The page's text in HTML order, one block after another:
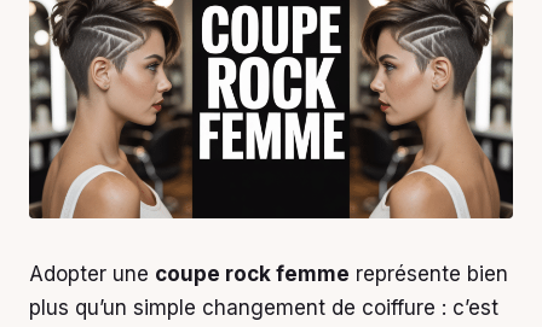
Adopter une coupe rock femme représente bien
plus qu’un simple changement de coiffure : c’est